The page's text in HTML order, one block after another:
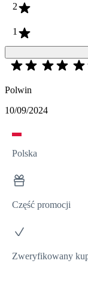
2
1
Polwin
10/09/2024
Polska
Część promocji
Zweryfikowany